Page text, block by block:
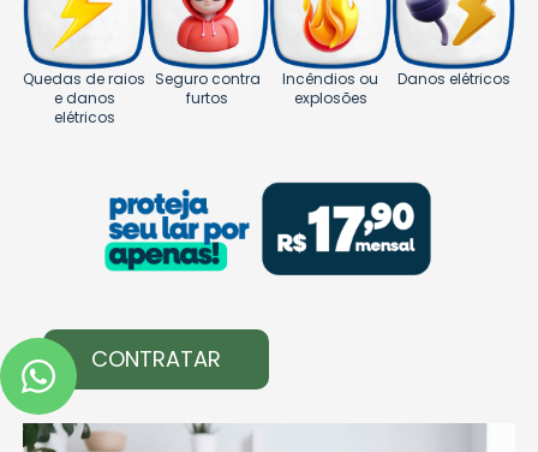
Quedas de raios
e danos
elétricos
Seguro contra
furtos
Incêndios ou
explosões
Danos elétricos
CONTRATAR